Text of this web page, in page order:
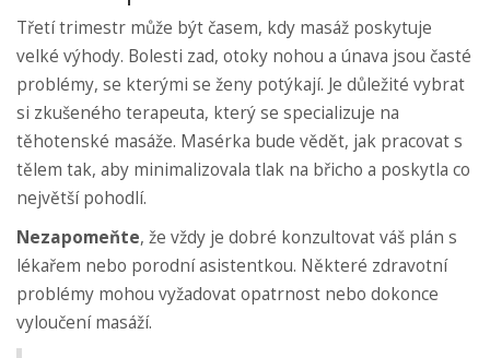
Třetí trimestr může být časem, kdy masáž poskytuje
velké výhody. Bolesti zad, otoky nohou a únava jsou časté
problémy, se kterými se ženy potýkají. Je důležité vybrat
si zkušeného terapeuta, který se specializuje na
těhotenské masáže. Masérka bude vědět, jak pracovat s
tělem tak, aby minimalizovala tlak na břicho a poskytla co
největší pohodlí.
Nezapomeňte, že vždy je dobré konzultovat váš plán s
lékařem nebo porodní asistentkou. Některé zdravotní
problémy mohou vyžadovat opatrnost nebo dokonce
vyloučení masáží.